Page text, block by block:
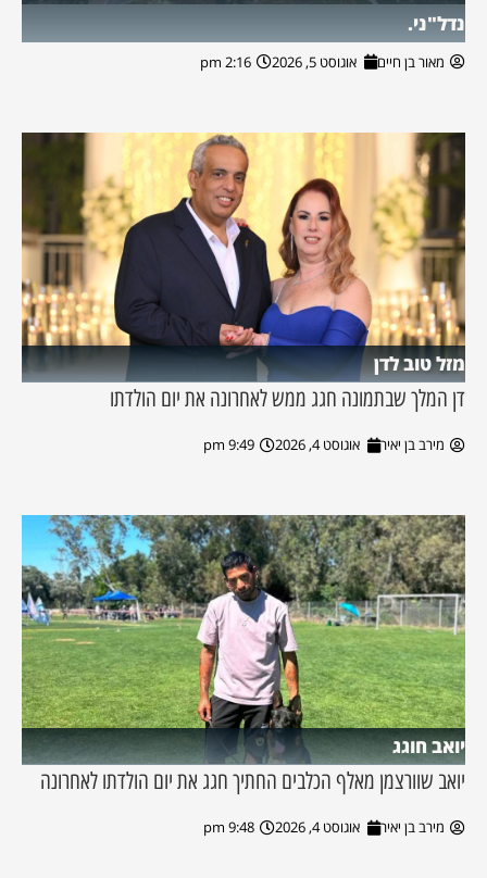
נדל"ני.
מאור בן חיים אוגוסט 5, 2026 2:16 pm
מזל טוב לדן
דן המלך שבתמונה חגג ממש לאחרונה את יום הולדתו
מירב בן יאיר אוגוסט 4, 2026 9:49 pm
יואב חוגג
יואב שוורצמן מאלף הכלבים החתיך חגג את יום הולדתו לאחרונה
מירב בן יאיר אוגוסט 4, 2026 9:48 pm